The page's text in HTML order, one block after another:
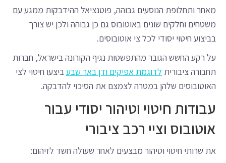
מאחר ותחלופת הנוסעים גבוהה, פוטנציאל ההידבקות ממגע עם
משטחים וחלקים שונים באוטובוס גם כן גבוהה ולכן יש צורך
בביצוע חיטוי יסודי לכל צי אוטובוסים.
על רקע החשש הגובר מהתפשטות נגיף הקורונה בישראל, חברות
תחבורה ציבורית לדוגמת אפיקים ודן באר שבעביצעו חיטוי לצי
האוטובוסים שלהן במטרה לצמצם את הסיכוי להדבקה.
עבודות חיטוי וטיהור יסודי עבור
אוטובוס וציי רכב ציבורי
את שרותי חיטוי וטיהור מבצעים לאחר שעולה חשד לזיהום: